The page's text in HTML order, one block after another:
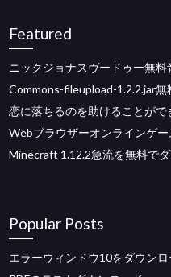
Featured
ニックジョナスヴードゥー無料
Commons-fileupload-1.2.2.jar無
恋に落ちるのを助けることが
Webブラウザーオンラインゲ
Minecraft 1.12.2急流を無料で
Popular Posts
エラーウィンドウ10をダウン